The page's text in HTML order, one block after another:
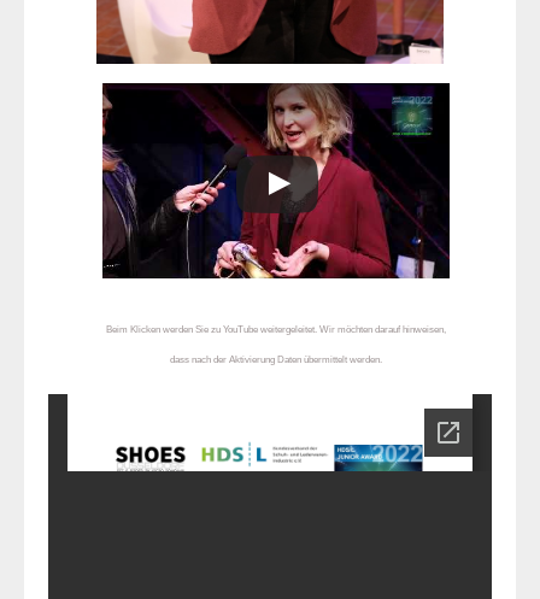
Beim Klicken werden Sie zu YouTube weitergeleitet. Wir möchten darauf hinweisen,
dass nach der Aktivierung Daten übermittelt werden.